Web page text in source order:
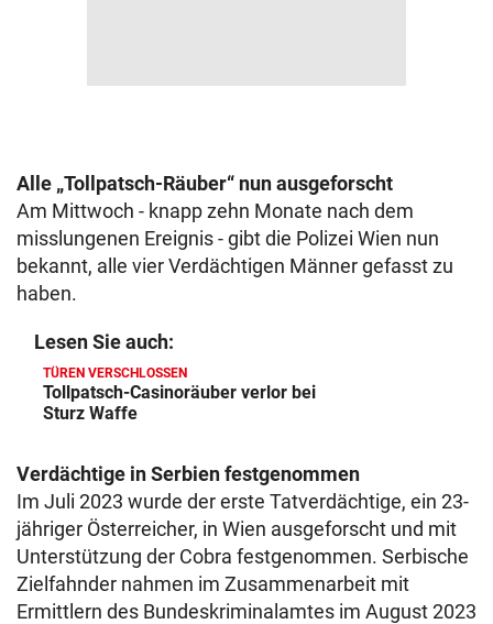
Alle „Tollpatsch-Räuber“ nun ausgeforscht
Am Mittwoch - knapp zehn Monate nach dem
misslungenen Ereignis - gibt die Polizei Wien nun
bekannt, alle vier Verdächtigen Männer gefasst zu
haben.
Lesen Sie auch:
TÜREN VERSCHLOSSEN
Tollpatsch-Casinoräuber verlor bei
Sturz Waffe
Verdächtige in Serbien festgenommen
Im Juli 2023 wurde der erste Tatverdächtige, ein 23-
jähriger Österreicher, in Wien ausgeforscht und mit
Unterstützung der Cobra festgenommen. Serbische
Zielfahnder nahmen im Zusammenarbeit mit
Ermittlern des Bundeskriminalamtes im August 2023